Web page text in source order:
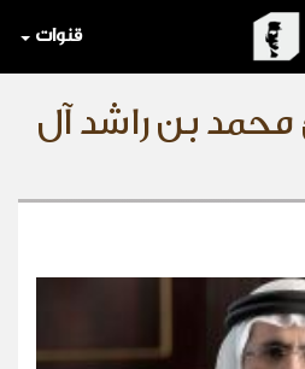
قنوات
بن راشد آل